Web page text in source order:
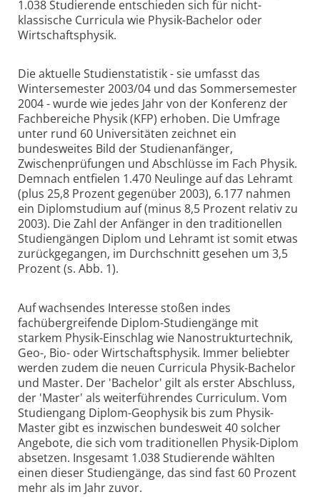
1.038 Studierende entschieden sich für nicht-
klassische Curricula wie Physik-Bachelor oder
Wirtschaftsphysik.
Die aktuelle Studienstatistik - sie umfasst das
Wintersemester 2003/04 und das Sommersemester
2004 - wurde wie jedes Jahr von der Konferenz der
Fachbereiche Physik (KFP) erhoben. Die Umfrage
unter rund 60 Universitäten zeichnet ein
bundesweites Bild der Studienanfänger,
Zwischenprüfungen und Abschlüsse im Fach Physik.
Demnach entfielen 1.470 Neulinge auf das Lehramt
(plus 25,8 Prozent gegenüber 2003), 6.177 nahmen
ein Diplomstudium auf (minus 8,5 Prozent relativ zu
2003). Die Zahl der Anfänger in den traditionellen
Studiengängen Diplom und Lehramt ist somit etwas
zurückgegangen, im Durchschnitt gesehen um 3,5
Prozent (s. Abb. 1).
Auf wachsendes Interesse stoßen indes
fachübergreifende Diplom-Studiengänge mit
starkem Physik-Einschlag wie Nanostrukturtechnik,
Geo-, Bio- oder Wirtschaftsphysik. Immer beliebter
werden zudem die neuen Curricula Physik-Bachelor
und Master. Der 'Bachelor' gilt als erster Abschluss,
der 'Master' als weiterführendes Curriculum. Vom
Studiengang Diplom-Geophysik bis zum Physik-
Master gibt es inzwischen bundesweit 40 solcher
Angebote, die sich vom traditionellen Physik-Diplom
absetzen. Insgesamt 1.038 Studierende wählten
einen dieser Studiengänge, das sind fast 60 Prozent
mehr als im Jahr zuvor.